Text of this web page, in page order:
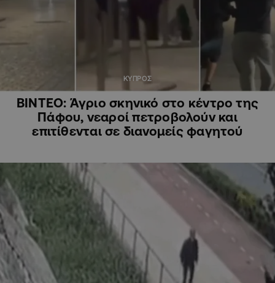
ΚΥΠΡΟΣ
ΒΙΝΤΕΟ: Άγριο σκηνικό στο κέντρο της
Πάφου, νεαροί πετροβολούν και
επιτίθενται σε διανομείς φαγητού